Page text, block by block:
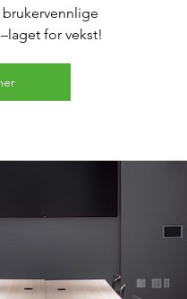
for vekst!